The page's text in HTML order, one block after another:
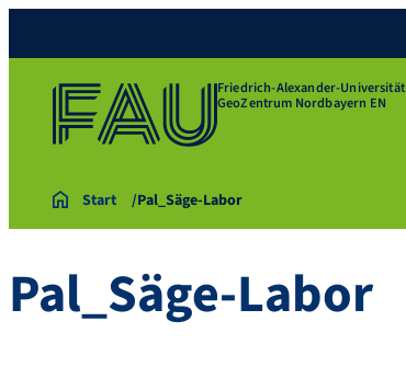
Friedrich-Alexander-Universität
GeoZentrum Nordbayern EN
Start Pal_Säge-Labor
Pal_Säge-Labor